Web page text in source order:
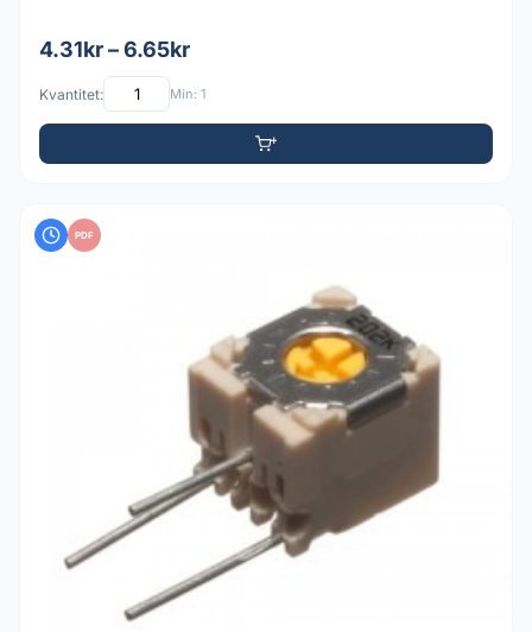
4.31kr – 6.65kr
Kvantitet: Min: 1
PDF